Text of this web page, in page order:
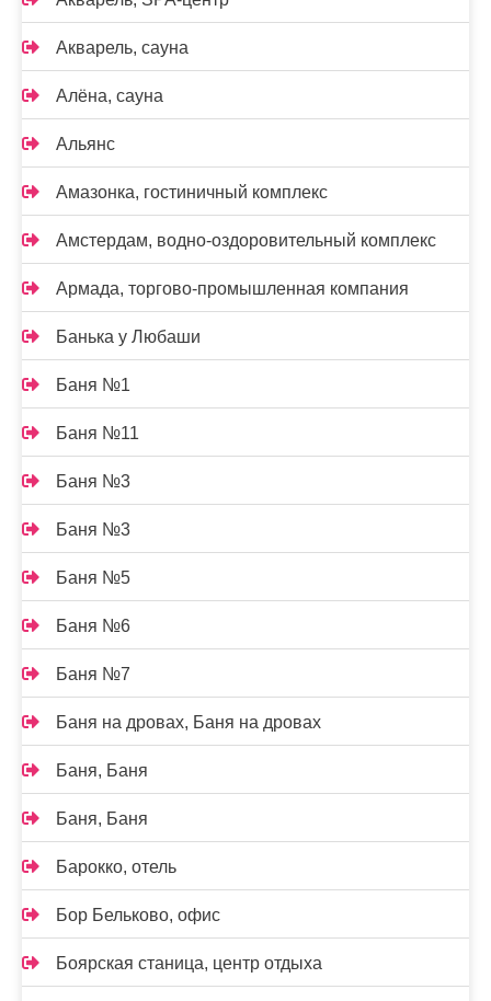
Акварель, сауна
Алёна, сауна
Альянс
Амазонка, гостиничный комплекс
Амстердам, водно-оздоровительный комплекс
Армада, торгово-промышленная компания
Банька у Любаши
Баня №1
Баня №11
Баня №3
Баня №3
Баня №5
Баня №6
Баня №7
Баня на дровах, Баня на дровах
Баня, Баня
Баня, Баня
Барокко, отель
Бор Бельково, офис
Боярская станица, центр отдыха